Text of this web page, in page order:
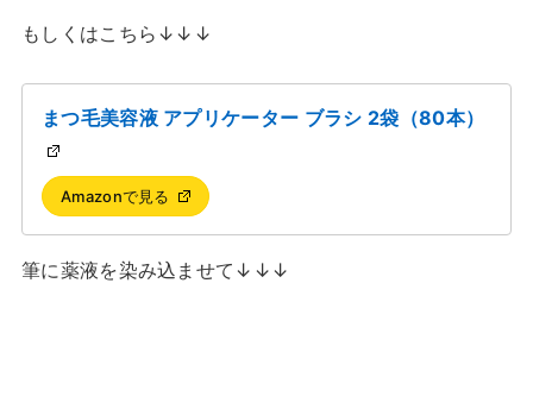
もしくはこちら↓↓↓
まつ毛美容液 アプリケーター ブラシ 2袋（80本）
Amazonで見る
筆に薬液を染み込ませて↓↓↓